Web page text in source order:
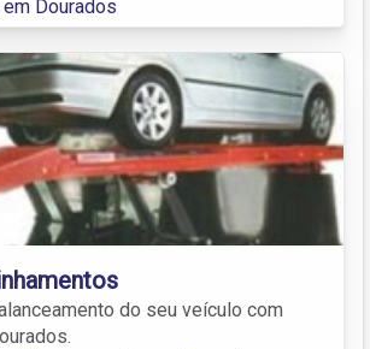
Dourados
do seu veículo com